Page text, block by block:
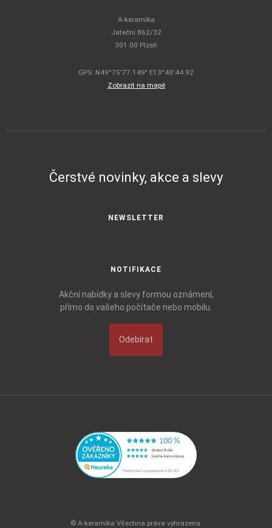
A-keramika
Jateční 862/32
301 00 Plzeň
GPS: N49°75'77.149" E13°40'44.92
Zobrazit na mapě
Čerstvé novinky, akce a slevy
NEWSLETTER
NOTIFIKACE
Akční nabídky a slevy formou oznámení,
přímo do vašeho počítače nebo mobilu.
Odebírat
© A-keramika Všechna práva vyhrazena.